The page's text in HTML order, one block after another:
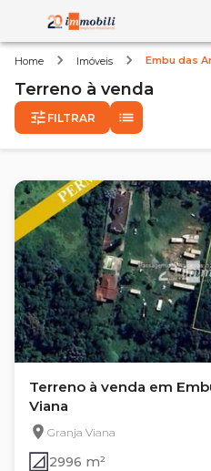
Home Imóveis Embu das
Terreno à venda
FILTRAR
Terreno à venda em
Viana
Granja Viana
2996 m²